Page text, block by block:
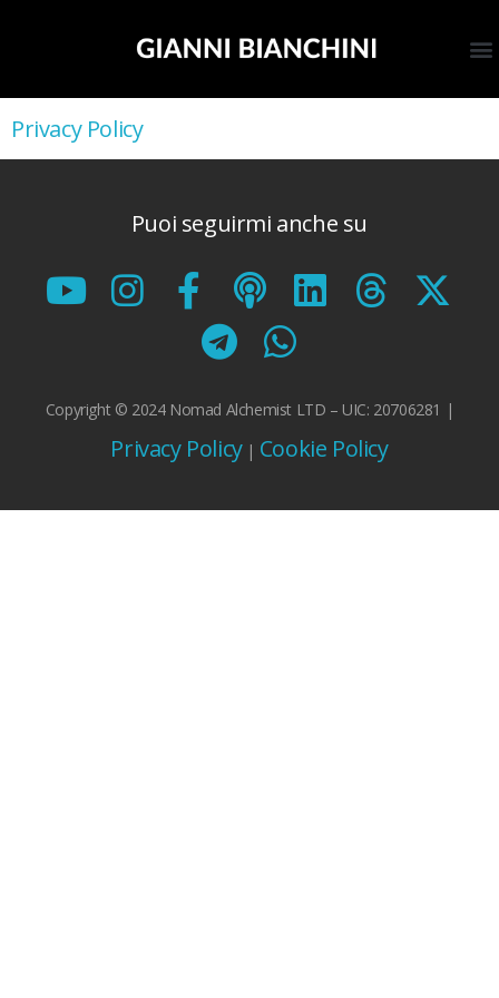
Privacy Policy
Puoi seguirmi anche su
Copyright © 2024 Nomad Alchemist LTD – UIC: 20706281 |
Privacy Policy| Cookie Policy